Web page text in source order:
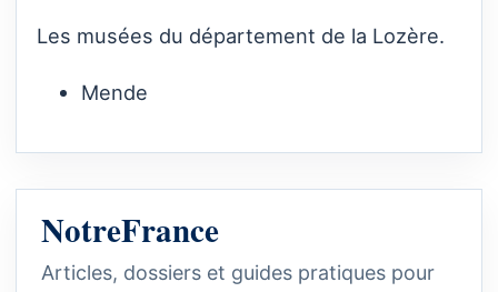
Les musées du département de la Lozère.
Mende
NotreFrance
Articles, dossiers et guides pratiques pour